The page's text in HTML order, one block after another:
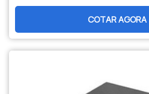
COTAR AGORA